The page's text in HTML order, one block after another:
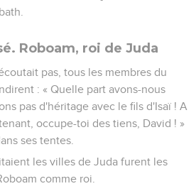
Roboam, roi de Juda
pas, tous les membres du
: « Quelle part avons-nous
pas d'héritage avec le fils d'Isaï ! A
occupe-toi des tiens, David ! »
ses tentes.
les villes de Juda furent les
comme roi.